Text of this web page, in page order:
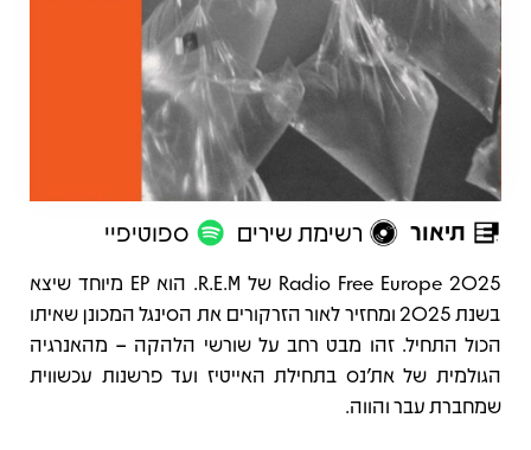
תיאור רשימת שירים ספוטיפיי
תיאור
Radio Free Europe 2025 של R.E.M. הוא EP מיוחד שיצא
בשנת 2025 ומחזיר לאור הזרקורים את הסינגל המכונן שאיתו
הכול התחיל. זהו מבט רחב על שורשי הלהקה – מהאנרגיה
הגולמית של את’נס בתחילת האייטיז ועד פרשנות עכשווית
שמחברת עבר והווה.